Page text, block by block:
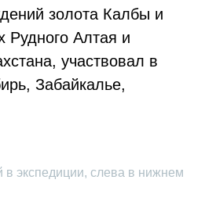
золота Калбы и
Рудного Алтая и
участвовал в
Забайкалье,
экспедиции, слева в нижнем